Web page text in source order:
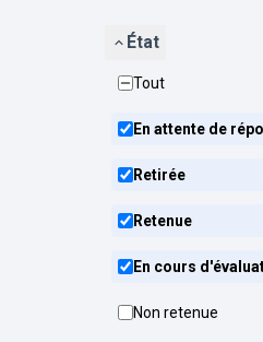
État
Tout
En attente de
Retirée
Retenue
En cours
Non retenue